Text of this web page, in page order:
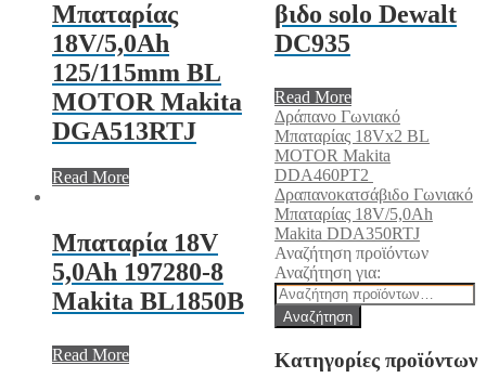
Μπαταρίας
18V/5,0Ah
125/115mm BL
MOTOR Makita
DGA513RTJ
Read More
βιδο solo Dewalt
DC935
Read More
Μπαταρία 18V
5,0Ah 197280-8
Makita BL1850B
Read More
Δράπανο Γωνιακό
Μπαταρίας 18Vx2 BL
MOTOR Makita
DDA460PT2
Δραπανοκατσάβιδο Γωνιακό
Μπαταρίας 18V/5,0Ah
Makita DDA350RTJ
Αναζήτηση προϊόντων
Αναζήτηση για:
Αναζήτηση
Κατηγορίες προϊόντων